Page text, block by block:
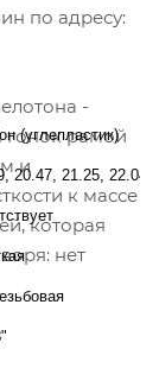
по адресу:
-
гонок рамой
и
к массе
которая
нет
(углепластик)
20.47, 21.25,